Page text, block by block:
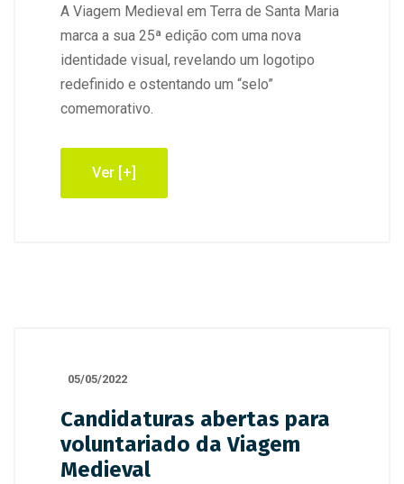
A Viagem Medieval em Terra de Santa Maria
marca a sua 25ª edição com uma nova
identidade visual, revelando um logotipo
redefinido e ostentando um “selo”
comemorativo.
Ver [+]
05/05/2022
Candidaturas abertas para
voluntariado da Viagem
Medieval